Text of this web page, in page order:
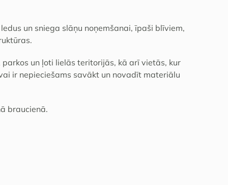
un sniega slāņu noņemšanai, īpaši blīviem,
un ļoti lielās teritorijās, kā arī vietās, kur
ir nepieciešams savākt un novadīt materiālu
braucienā.